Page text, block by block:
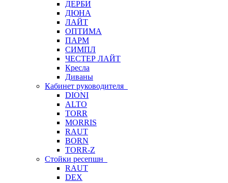
ДЕРБИ
ДЮНА
ЛАЙТ
ОПТИМА
ПАРМ
СИМПЛ
ЧЕСТЕР ЛАЙТ
Кресла
Диваны
Кабинет руководителя
DIONI
ALTO
TORR
MORRIS
RAUT
BORN
TORR-Z
Стойки ресепшн
RAUT
DEX